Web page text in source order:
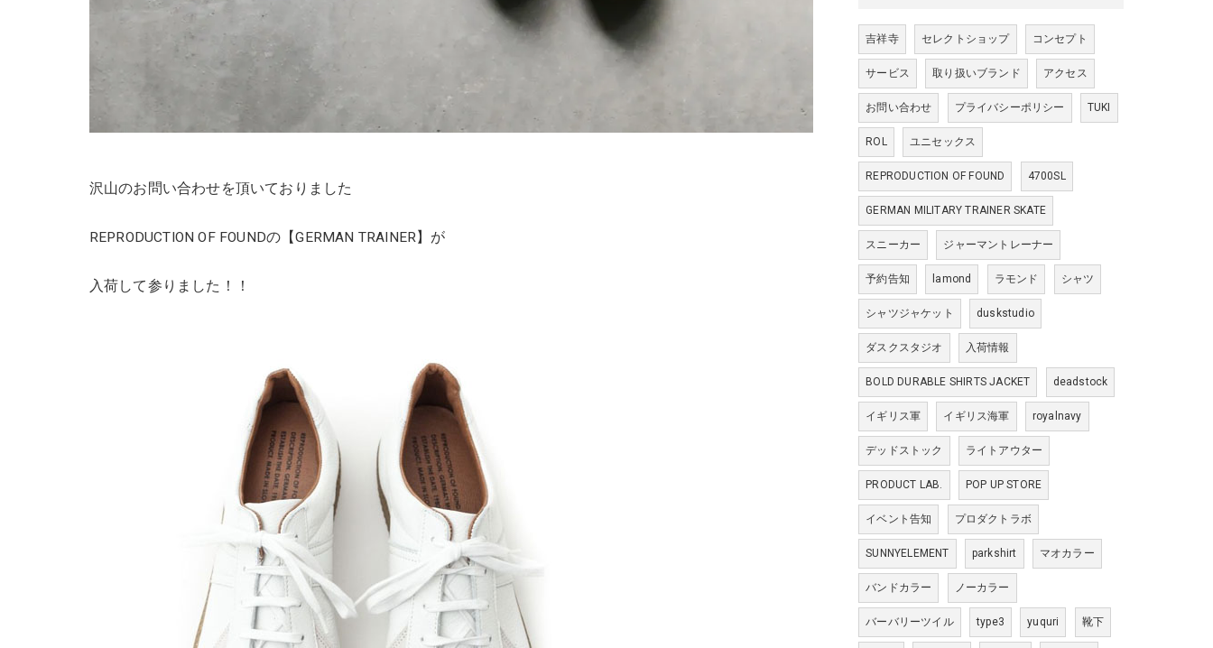
沢山のお問い合わせを頂いておりました
REPRODUCTION OF FOUNDの【GERMAN TRAINER】が
入荷して参りました！！
吉祥寺 セレクトショップ コンセプト
サービス 取り扱いブランド アクセス
お問い合わせ プライバシーポリシー TUKI
ROL ユニセックス
REPRODUCTION OF FOUND 4700SL
GERMAN MILITARY TRAINER SKATE
スニーカー ジャーマントレーナー
予約告知 lamond ラモンド シャツ
シャツジャケット duskstudio
ダスクスタジオ 入荷情報
BOLD DURABLE SHIRTS JACKET deadstock
イギリス軍 イギリス海軍 royalnavy
デッドストック ライトアウター
PRODUCT LAB. POP UP STORE
イベント告知 プロダクトラボ
SUNNYELEMENT parkshirt マオカラー
バンドカラー ノーカラー
バーバリーツイル type3 yuquri 靴下